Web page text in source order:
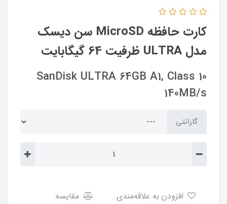
کارت حافظه MicroSD سن دیسک
مدل ULTRA ظرفیت 64 گیگابایت
SanDisk ULTRA 64GB A1, Class 10
140MB/s
گارانتی
مقایسه